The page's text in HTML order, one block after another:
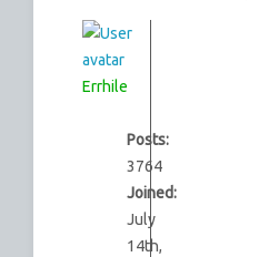
Errhile
Posts:
3764
Joined:
July
14th,